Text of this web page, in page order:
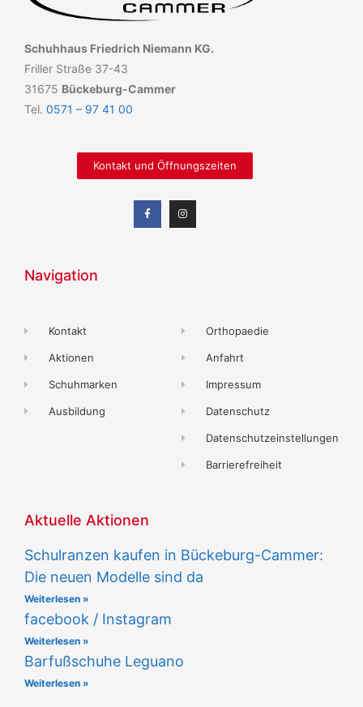
Schuhhaus Friedrich Niemann KG.
Friller Straße 37-43
31675 Bückeburg-Cammer
Tel. 0571 – 97 41 00
Kontakt und Öffnungszeiten
Navigation
Kontakt
Aktionen
Schuhmarken
Ausbildung
Orthopaedie
Anfahrt
Impressum
Datenschutz
Datenschutzeinstellungen
Barrierefreiheit
Aktuelle Aktionen
Schulranzen kaufen in Bückeburg-Cammer:
Die neuen Modelle sind da
Weiterlesen »
facebook / Instagram
Weiterlesen »
Barfußschuhe Leguano
Weiterlesen »